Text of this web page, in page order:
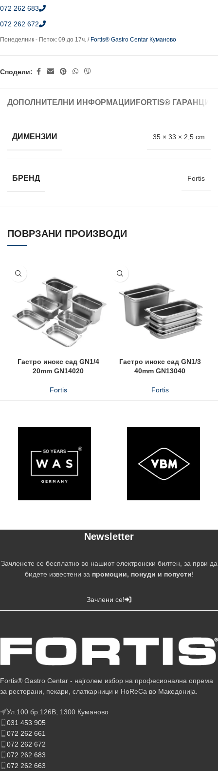
072 262 683
072 262 672
Понеделник - Петок: 09 до 17ч. / Fortis® Gastro Centar Куманово
Сподели:
ДОПОЛНИТЕЛНИ ИНФОРМАЦИИ FORTIS®
ДИМЕНЗИИ 35 × 33 × 2,5 cm
БРЕНД Fortis
ПОВРЗАНИ ПРОИЗВОДИ
Гастро инокс сад GN1/4
20mm GN14020
Fortis
Гастро инокс сад GN1/3
40mm GN13040
Fortis
Newsletter
Зачленете се бесплатно во нашиот електронски билтен, за први да
бидете известени за промоции, понуди и попусти!
Зачлени се!
Fortis® Gastro Centar - најголем избор на професионална опрема
за ресторани, пекари, слаткарници и HoReCa во Македонија.
Ул.100 бр.126В, 1300 Куманово
031 453 905
072 262 661
072 262 672
072 262 683
072 262 663